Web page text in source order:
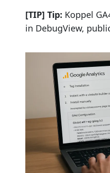
[TIP] Tip: Koppel
in DebugView,